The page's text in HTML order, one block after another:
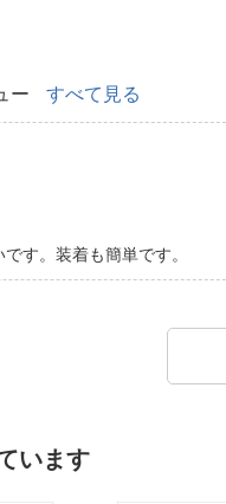
ー すべて見る
す。装着も簡単です。
います